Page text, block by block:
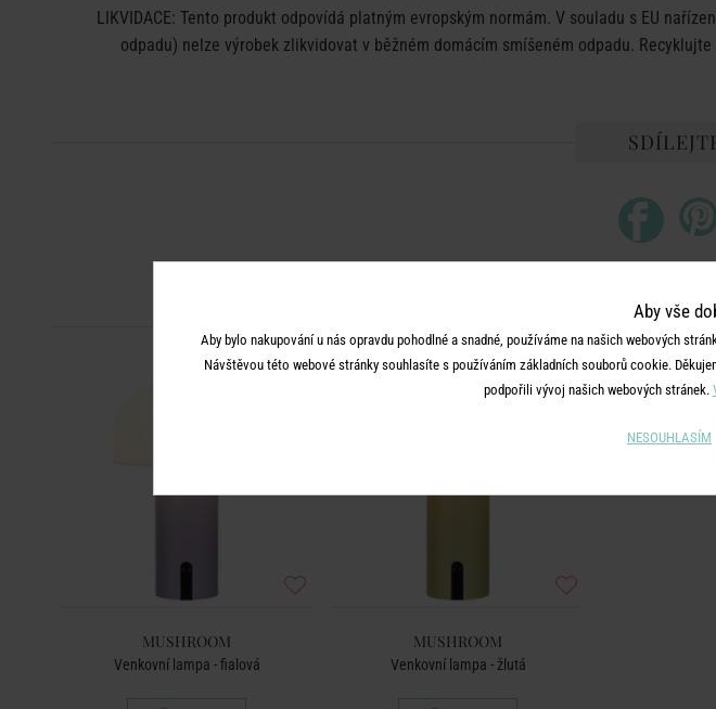
LIKVIDACE: Tento produkt odpovídá platným evropským normám. V souladu s EU
odpadu) nelze výrobek zlikvidovat v běžném domácím smíšeném odpadu.
DALŠÍ
MUSHROOM
Venkovní lampa - fialová
MUSHROOM
Venkovní lampa - žlutá
Aby vše
Aby bylo nakupování u nás opravdu pohodlné a snadné, používáme na našich webových
Návštěvou této webové stránky souhlasíte s používáním základních souborů cookie.
podpořili vývoj našich webových stránek.
NESOUHLASÍM